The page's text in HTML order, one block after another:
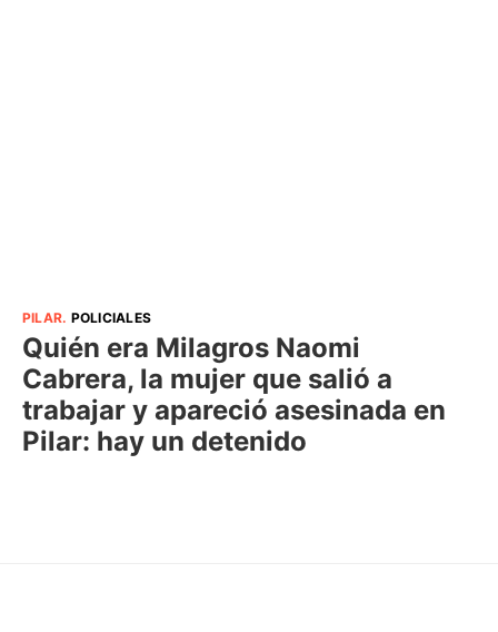
PILAR. POLICIALES
Quién era Milagros Naomi
Cabrera, la mujer que salió a
trabajar y apareció asesinada en
Pilar: hay un detenido